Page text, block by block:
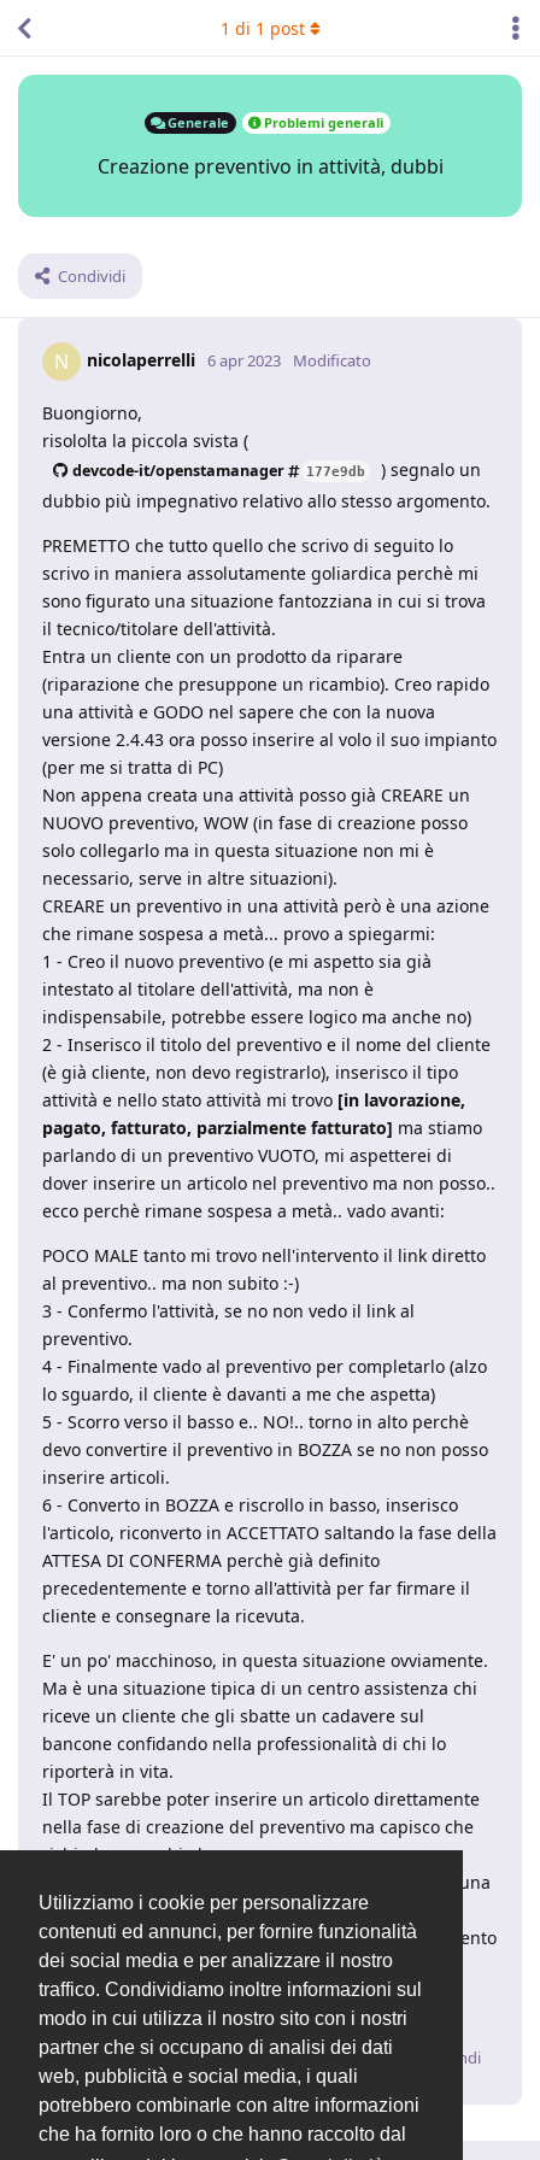
Utilizziamo i cookie per personalizzare
contenuti ed annunci, per fornire funzionalità
dei social media e per analizzare il nostro
traffico. Condividiamo inoltre informazioni sul
modo in cui utilizza il nostro sito con i nostri
partner che si occupano di analisi dei dati
web, pubblicità e social media, i quali
potrebbero combinarle con altre informazioni
che ha fornito loro o che hanno raccolto dal
Generale Problemi generali
Creazione preventivo in attività, dubbi
Condividi
1 di 1 post
N nicolaperrelli 6 apr 2023 Modificato
Buongiorno,
risololta la piccola svista (
devcode-it/openstamanager 177e9db
) segnalo un
dubbio più impegnativo relativo allo stesso argomento.
PREMETTO che tutto quello che scrivo di seguito lo
scrivo in maniera assolutamente goliardica perchè mi
sono figurato una situazione fantozziana in cui si trova
il tecnico/titolare dell'attività.
Entra un cliente con un prodotto da riparare
(riparazione che presuppone un ricambio). Creo rapido
una attività e GODO nel sapere che con la nuova
versione 2.4.43 ora posso inserire al volo il suo impianto
(per me si tratta di PC)
Non appena creata una attività posso già CREARE un
NUOVO preventivo, WOW (in fase di creazione posso
solo collegarlo ma in questa situazione non mi è
necessario, serve in altre situazioni).
CREARE un preventivo in una attività però è una azione
che rimane sospesa a metà... provo a spiegarmi:
1 - Creo il nuovo preventivo (e mi aspetto sia già
intestato al titolare dell'attività, ma non è
indispensabile, potrebbe essere logico ma anche no)
2 - Inserisco il titolo del preventivo e il nome del cliente
(è già cliente, non devo registrarlo), inserisco il tipo
attività e nello stato attività mi trovo [in lavorazione,
pagato, fatturato, parzialmente fatturato] ma stiamo
parlando di un preventivo VUOTO, mi aspetterei di
dover inserire un articolo nel preventivo ma non posso..
ecco perchè rimane sospesa a metà.. vado avanti:
POCO MALE tanto mi trovo nell'intervento il link diretto
al preventivo.. ma non subito :-)
3 - Confermo l'attività, se no non vedo il link al
preventivo.
4 - Finalmente vado al preventivo per completarlo (alzo
lo sguardo, il cliente è davanti a me che aspetta)
5 - Scorro verso il basso e.. NO!.. torno in alto perchè
devo convertire il preventivo in BOZZA se no non posso
inserire articoli.
6 - Converto in BOZZA e riscrollo in basso, inserisco
l'articolo, riconverto in ACCETTATO saltando la fase della
ATTESA DI CONFERMA perchè già definito
precedentemente e torno all'attività per far firmare il
cliente e consegnare la ricevuta.
E' un po' macchinoso, in questa situazione ovviamente.
Ma è una situazione tipica di un centro assistenza chi
riceve un cliente che gli sbatte un cadavere sul
bancone confidando nella professionalità di chi lo
riporterà in vita.
Il TOP sarebbe poter inserire un articolo direttamente
nella fase di creazione del preventivo ma capisco che
richieda parecchio lavoro.
Il SEMI-TOP sarebbe poter creare un preventivo da una
attività e trovarselo automaticamente intestato al
cliente e in stato BOZZA così il seguente aggiornamento
diventa molto più rapido.
Ciao!
Rispondi